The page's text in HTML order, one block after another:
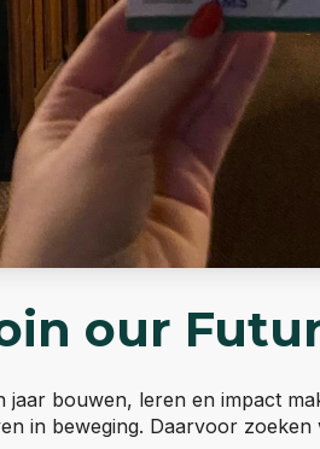
our
jaar bouwen, leren en impact
in beweging. Daarvoor zoeken